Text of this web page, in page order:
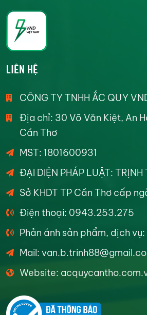
LIÊN HỆ
CÔNG TY TNHH ẮC QUY
Địa chỉ: 30 Võ Văn Kiệt, An
Cần Thơ
MST: 1801600931
ĐẠI DIỆN PHÁP LUẬT: TRỊNH
Sở KHDT TP Cần Thơ cấp
Điện thoại: 0943.253.275
Phản ánh sản phẩm, dịch
Mail:
Website: